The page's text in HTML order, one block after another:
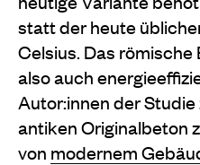
statt der heute
Celsius. Das
also auch
Autor:innen der
antiken Originalbeton
von modernem